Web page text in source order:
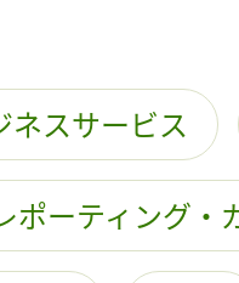
ネスサービス
ポーティング・